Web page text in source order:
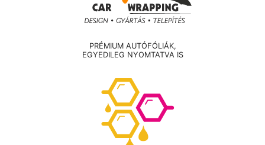
PRÉMIUM AUTÓFÓLIÁK,
EGYEDILEG NYOMTATVA IS